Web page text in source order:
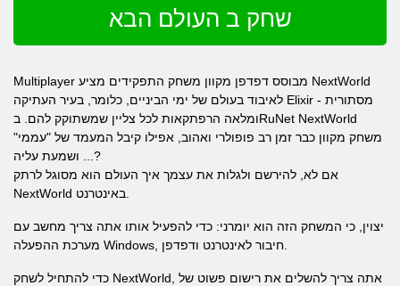
שחק ב העולם הבא
Multiplayer מבוסס דפדפן מקוון משחק התפקידים מציע NextWorld
לאיבוד בעולם של ימי הביניים, כלומר, בעיר העתיקה Elixir - מסתורית
ומלאה הרפתקאות לכל צליין שמשתוקק להם. בRuNet NextWorld
משחק מקוון כבר זמן רב פופולרי ואהוב, אפילו קיבל המעמד של "עממי"
... ושמעת עליה?
אם לא, להירשם ולגלות את עצמך איך העולם הוא מסוגל לרתק
יצוין, כי המשחק הזה הוא יומרני: כדי להפעיל אותו אתה צריך מחשב עם
כדי להתחיל לשחק NextWorld, אתה צריך להשלים את רישום פשוט של